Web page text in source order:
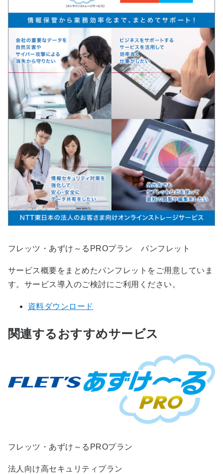
フレッツ・あずけ～るPROプラン パンフレット
サービス概要をまとめたパンフレットをご用意していま
す。サービス導入のご検討にご利用ください。
資料ダウンロード
関連するおすすめサービス
フレッツ・あずけ～るPROプラン
法人向け高セキュリティプラン